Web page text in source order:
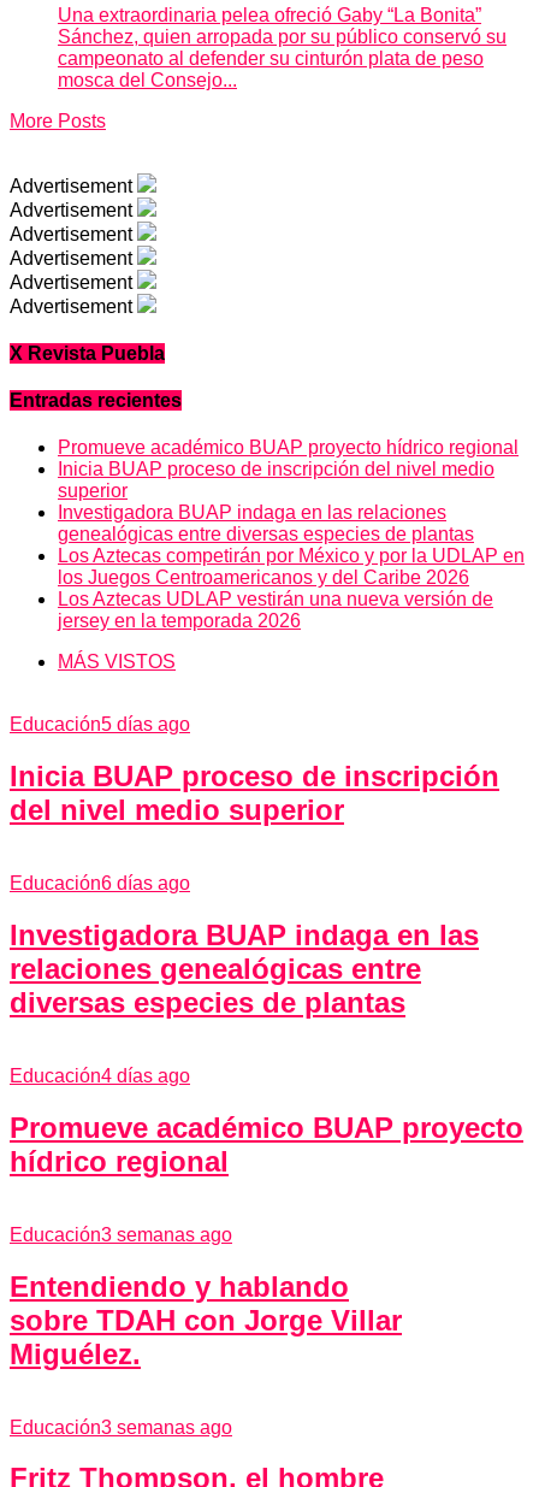
Una extraordinaria pelea ofreció Gaby “La Bonita”
Sánchez, quien arropada por su público conservó su
campeonato al defender su cinturón plata de peso
mosca del Consejo...
More Posts
Advertisement
Advertisement
Advertisement
Advertisement
Advertisement
Advertisement
X Revista Puebla
Entradas recientes
Promueve académico BUAP proyecto hídrico regional
Inicia BUAP proceso de inscripción del nivel medio
superior
Investigadora BUAP indaga en las relaciones
genealógicas entre diversas especies de plantas
Los Aztecas competirán por México y por la UDLAP en
los Juegos Centroamericanos y del Caribe 2026
Los Aztecas UDLAP vestirán una nueva versión de
jersey en la temporada 2026
MÁS VISTOS
Educación5 días ago
Inicia BUAP proceso de inscripción
del nivel medio superior
Educación6 días ago
Investigadora BUAP indaga en las
relaciones genealógicas entre
diversas especies de plantas
Educación4 días ago
Promueve académico BUAP proyecto
hídrico regional
Educación3 semanas ago
Entendiendo y hablando
sobre TDAH con Jorge Villar
Miguélez.
Educación3 semanas ago
Fritz Thompson, el hombre